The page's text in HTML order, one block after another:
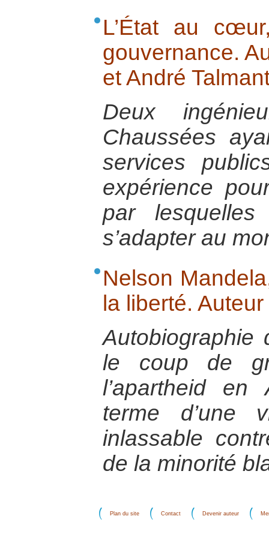
L’État au
gouvernance.
et André
Deux
Chaussées
services
expérience
par
s’adapter au
Nelson
la liberté.
Autobiographie
le coup de
l’apartheid
terme d’une
inlassable
de la minorité
Plan du site Contact Devenir auteur